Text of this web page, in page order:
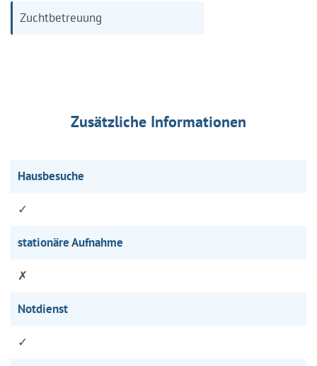
Zuchtbetreuung
Zusätzliche Informationen
Hausbesuche
✓
stationäre Aufnahme
✗
Notdienst
✓